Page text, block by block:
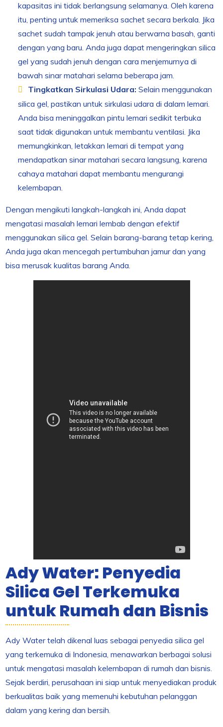
kapasitas ini tidak berlangsung selamanya. Oleh karena
itu, penting untuk memeriksa sachet secara berkala. Jika
sachet sudah tampak jenuh atau berwarna basah, ganti
dengan yang baru. Anda juga dapat mengeringkan silica
gel yang sudah jenuh dengan cara menjemurnya di
bawah sinar matahari selama beberapa jam.
Tingkatkan Sirkulasi Udara: Selain menggunakan
silica gel, pastikan untuk sirkulasi udara di dalam lemari.
Anda bisa meninggalkan pintu lemari sedikit terbuka
saat tidak digunakan untuk membantu ventilasi. Jika
memungkinkan, letakkan lemari di tempat yang
mendapatkan sinar matahari secara langsung, karena
cahaya matahari dapat membantu mengurangi
kelembapan.
Dengan mengikuti langkah-langkah ini, Anda dapat
mengatasi masalah lemari lembab dengan efektif
menggunakan silica gel. Selain barang-barang tetap kering,
Anda juga akan mencegah pertumbuhan jamur dan yang
bisa merusak kualitas barang Anda.
Ady Water: Penyedia
Silica Gel Terkemuka
untuk Rumah dan Bisnis
Ady Water telah dikenal luas sebagai penyedia silica gel
yang terkemuka di Indonesia, menawarkan berbagai solusi
untuk mengatasi masalah kelembapan di rumah dan bisnis.
Sejak berdiri, perusahaan ini siap untuk menyediakan produk
berkualitas baik yang memenuhi kebutuhan pelanggan
dalam yang kering dan bersih.